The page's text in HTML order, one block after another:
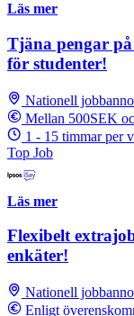
Läs mer
Tjäna pengar
för studenter!
Nationell
Mellan 500SEK
1 - 15 timmar per
Top Job
Läs mer
Flexibelt
enkäter!
Nationell
Enligt